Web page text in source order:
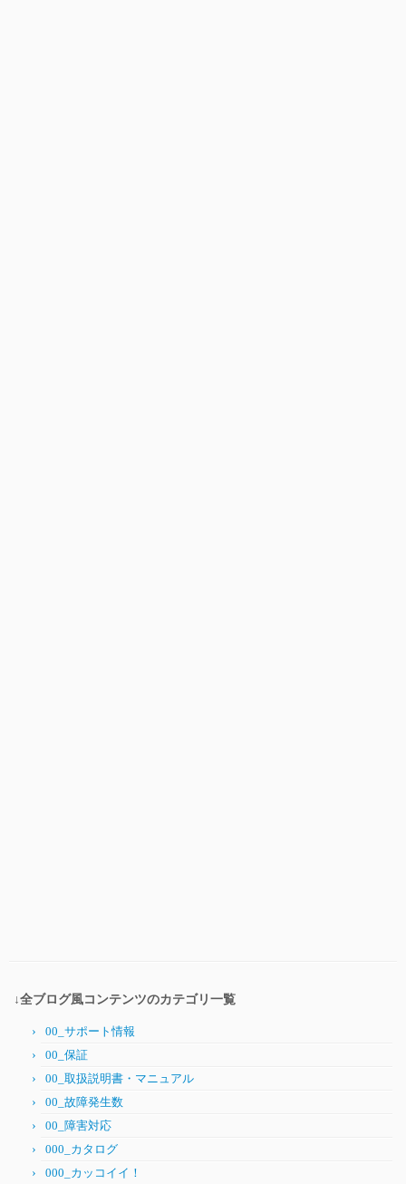
↓全ブログ風コンテンツのカテゴリ一覧
00_サポート情報
00_保証
00_取扱説明書・マニュアル
00_故障発生数
00_障害対応
000_カタログ
000_カッコイイ！